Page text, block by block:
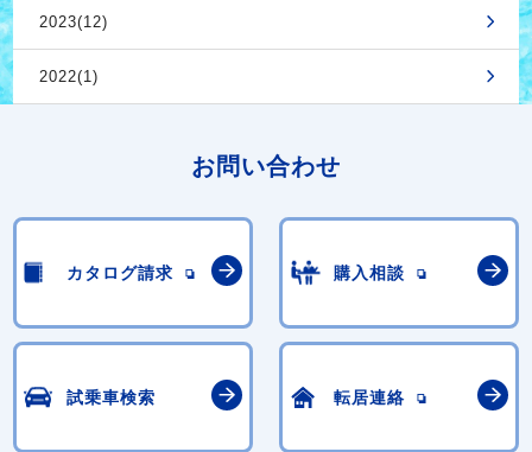
2023(12)
2022(1)
お問い合わせ
カタログ請求 購入相談
試乗車検索 転居連絡